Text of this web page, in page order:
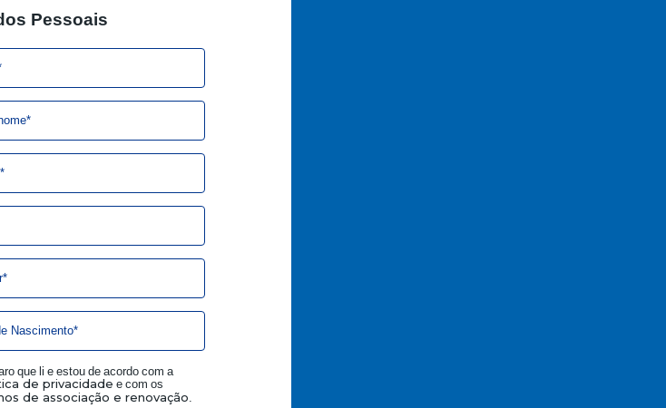
Pessoais
que li e estou de acordo com a
de privacidadee com os
de associação e renovação.